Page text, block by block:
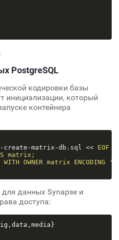
PostgreSQL
кодировки базы
инициализации, который
контейнера
matrix-db.sql << EOF
matrix;
WITH OWNER matrix
данных Synapse и
доступа: